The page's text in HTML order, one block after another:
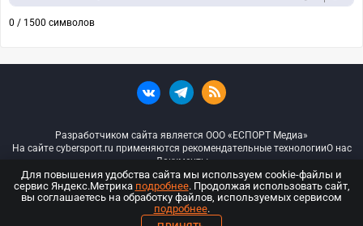
0 / 1500 символов
Разработчиком сайта является ООО «ЕСПОРТ Медиа»
На сайте cybersport.ru применяются рекомендательные технологииО нас
Документы
© ООО «Киберспорт.ру» — Все права защищены
18+
Для повышения удобства сайта мы используем cookie-файлы и
сервис Яндекс.Метрика подробнее. Продолжая использовать сайт,
вы соглашаетесь на обработку файлов, используемых сервисом
подробнее.